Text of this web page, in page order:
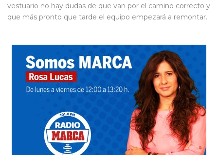
vestuario no hay dudas de que van por el camino correcto y
que más pronto que tarde el equipo empezará a remontar.